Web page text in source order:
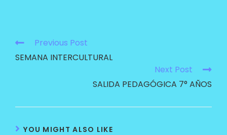
Previous Post
SEMANA INTERCULTURAL
Next Post
SALIDA PEDAGÓGICA 7° AÑOS
YOU MIGHT ALSO LIKE